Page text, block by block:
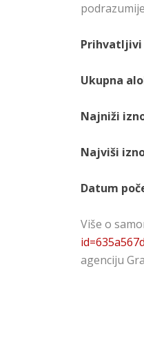
Ukupna
Najniži
Najviši
Datum
Više o
agenciju